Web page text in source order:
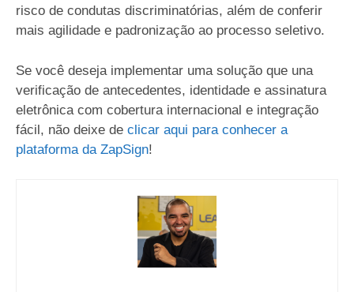
risco de condutas discriminatórias, além de conferir
mais agilidade e padronização ao processo seletivo.
Se você deseja implementar uma solução que una
verificação de antecedentes, identidade e assinatura
eletrônica com cobertura internacional e integração
fácil, não deixe de clicar aqui para conhecer a
plataforma da ZapSign!